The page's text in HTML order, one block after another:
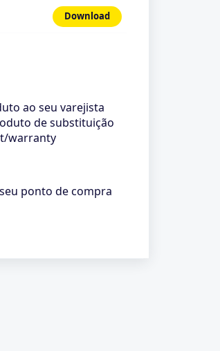
Download
ao seu varejista
de substituição
warranty
ponto de compra